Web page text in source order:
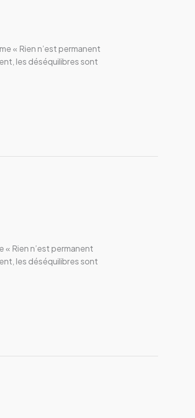
« Rien n’est permanent
les déséquilibres sont
« Rien n’est permanent
les déséquilibres sont